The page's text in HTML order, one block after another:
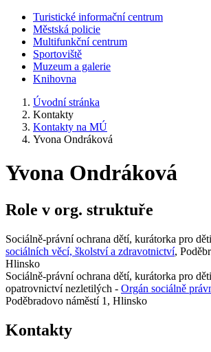
Turistické informační centrum
Městská policie
Multifunkční centrum
Sportoviště
Muzeum a galerie
Knihovna
Úvodní stránka
Kontakty
Kontakty na MÚ
Yvona Ondráková
Yvona Ondráková
Role v org. struktuře
Sociálně-právní ochrana dětí, kurátorka pro
sociálních věcí, školství a zdravotnictví,
Hlinsko
Sociálně-právní ochrana dětí, kurátorka pro
opatrovnictví nezletilých - Orgán sociálně
Poděbradovo náměstí 1, Hlinsko
Kontakty